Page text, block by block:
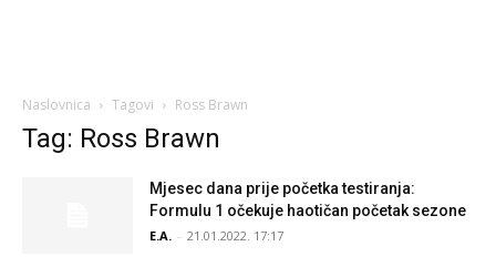
Naslovnica Tagovi Ross Brawn
Tag: Ross Brawn
Mjesec dana prije početka testiranja:
Formulu 1 očekuje haotičan početak sezone
E.A. - 21.01.2022. 17:17